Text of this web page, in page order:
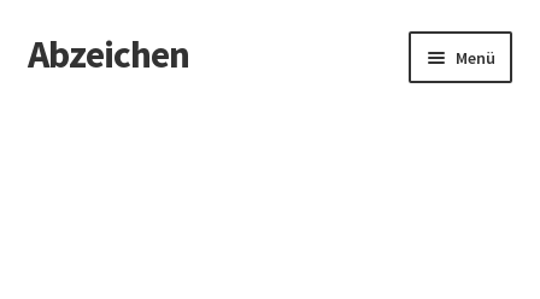
Zur
Navigation
Zum
Inhalt
Abzeichen Menü